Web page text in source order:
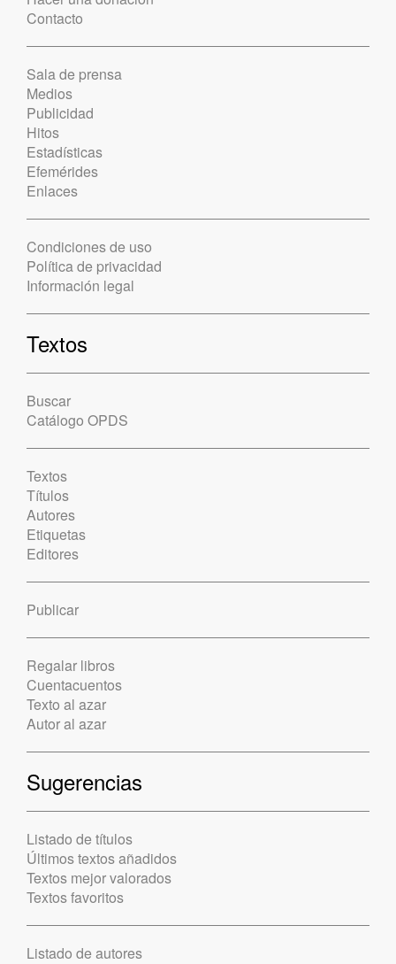
Contacto
Sala de prensa
Medios
Publicidad
Hitos
Estadísticas
Efemérides
Enlaces
Condiciones de uso
Política de privacidad
Información legal
Textos
Buscar
Catálogo OPDS
Textos
Títulos
Autores
Etiquetas
Editores
Publicar
Regalar libros
Cuentacuentos
Texto al azar
Autor al azar
Sugerencias
Listado de títulos
Últimos textos añadidos
Textos mejor valorados
Textos favoritos
Listado de autores